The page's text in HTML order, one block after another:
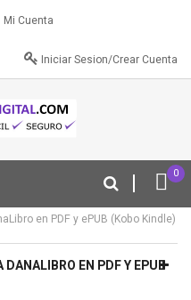
Mi Cuenta
Iniciar Sesion/Crear Cuenta
0
en el carrito
en PDF y ePUB (Kobo Kindle)
EN PDF Y EPUB